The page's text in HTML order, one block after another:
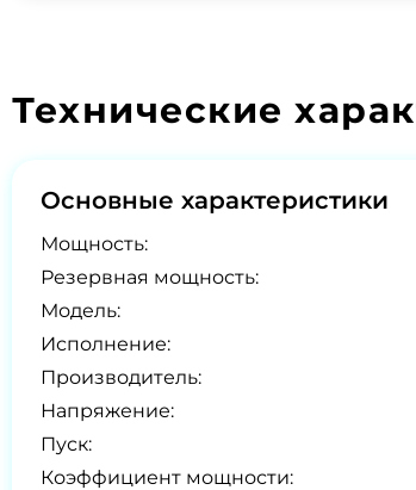
Технические
Основные характеристики
Мощность:
Резервная мощность:
Модель:
Исполнение:
Производитель:
Напряжение:
Пуск:
Коэффициент мощности: